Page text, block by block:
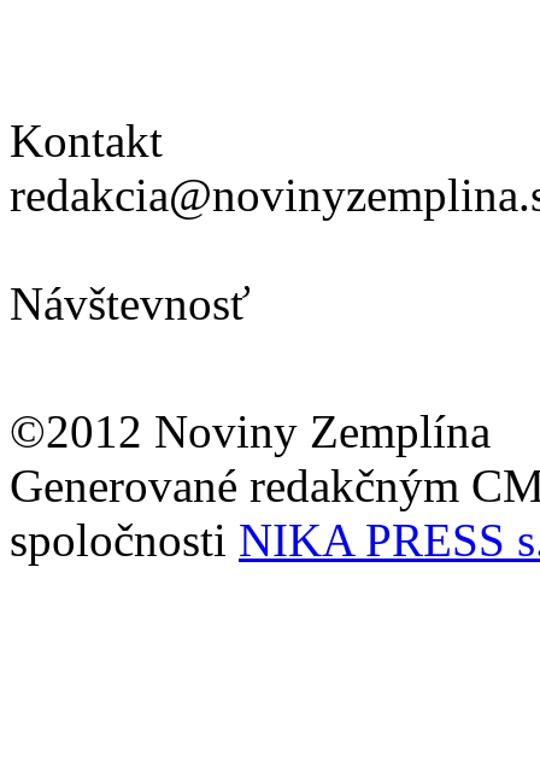
Kontakt
Návštevnosť
©2012 Noviny Zemplína
Generované redakčným
spoločnosti NIKA PRESS